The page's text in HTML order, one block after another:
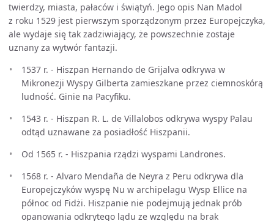
twierdzy, miasta, pałaców i świątyń. Jego opis Nan Madol
z roku 1529 jest pierwszym sporządzonym przez Europejczyka,
ale wydaje się tak zadziwiający, że powszechnie zostaje
uznany za wytwór fantazji.
1537 r. - Hiszpan Hernando de Grijalva odkrywa w
Mikronezji Wyspy Gilberta zamieszkane przez ciemnoskórą
ludność. Ginie na Pacyfiku.
1543 r. - Hiszpan R. L. de Villalobos odkrywa wyspy Palau
odtąd uznawane za posiadłość Hiszpanii.
Od 1565 r. - Hiszpania rządzi wyspami Landrones.
1568 r. - Alvaro Mendaña de Neyra z Peru odkrywa dla
Europejczyków wyspę Nu w archipelagu Wysp Ellice na
północ od Fidżi. Hiszpanie nie podejmują jednak prób
opanowania odkrytego lądu ze względu na brak